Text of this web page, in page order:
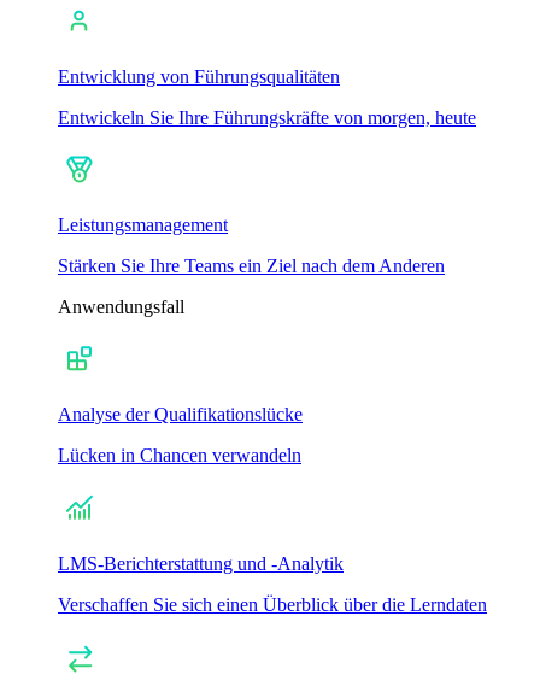
Entwicklung von Führungsqualitäten
Entwickeln Sie Ihre Führungskräfte von morgen, heute
Leistungsmanagement
Stärken Sie Ihre Teams ein Ziel nach dem Anderen
Anwendungsfall
Analyse der Qualifikationslücke
Lücken in Chancen verwandeln
LMS-Berichterstattung und -Analytik
Verschaffen Sie sich einen Überblick über die Lerndaten